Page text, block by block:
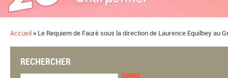
Accueil » Le Requiem de Fauré sous la direction de Laurence Equilbey
RECHERCHER